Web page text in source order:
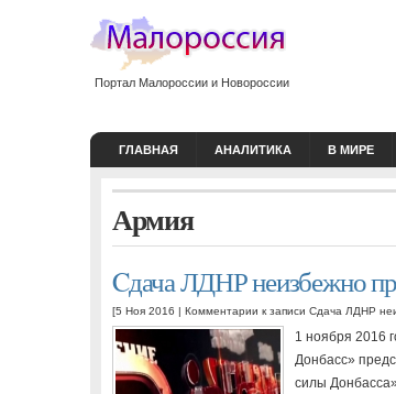
Портал Малороссии и Новороссии
ГЛАВНАЯ АНАЛИТИКА В МИРЕ
Армия
Cдача ЛДНР неизбежно
[5 Ноя 2016 | Комментарии к записи Cдача ЛДНР
1 ноября 2016
Донбасс»
силы